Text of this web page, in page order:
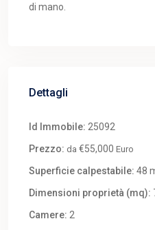
di mano.
Dettagli
Id Immobile: 25092
Prezzo: da €55,000 Euro
Superficie calpestabile: 48
Dimensioni proprietà (mq):
Camere: 2